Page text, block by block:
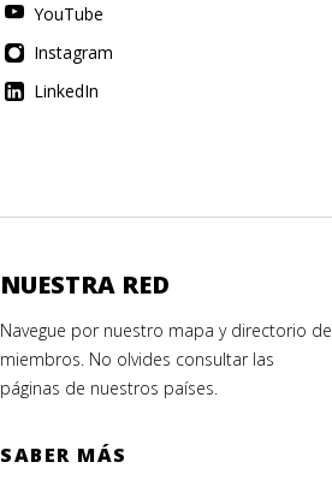
YouTube
Instagram
LinkedIn
NUESTRA RED
Navegue por nuestro mapa y directorio de
miembros. No olvides consultar las
páginas de nuestros países.
SABER MÁS